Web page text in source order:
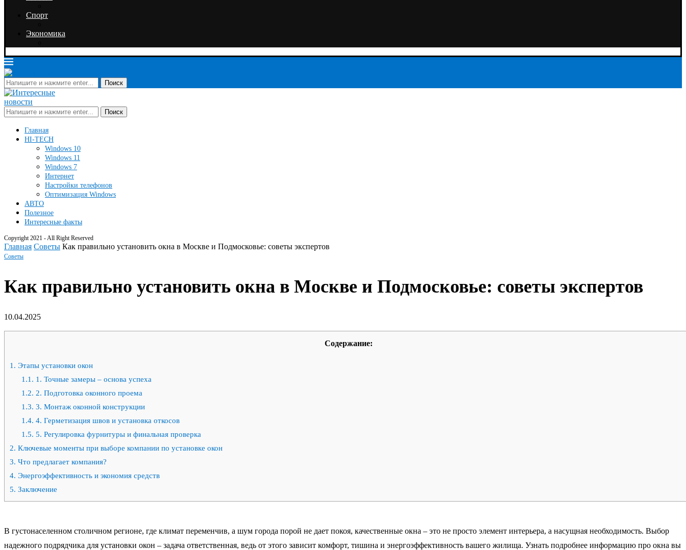
Спорт
Экономика
Поиск
Поиск
Главная
HI-TECH
Windows 10
Windows 11
Windows 7
Интернет
Настройки телефонов
Оптимизация Windows
АВТО
Полезное
Интересные факты
Copyright 2021 - All Right Reserved
Главная Советы Как правильно установить окна в Москве и Подмосковье: советы экспертов
Советы
Как правильно установить окна в Москве и Подмосковье: советы экспертов
10.04.2025
Содержание:
1. Этапы установки окон
1.1. 1. Точные замеры – основа успеха
1.2. 2. Подготовка оконного проема
1.3. 3. Монтаж оконной конструкции
1.4. 4. Герметизация швов и установка откосов
1.5. 5. Регулировка фурнитуры и финальная проверка
2. Ключевые моменты при выборе компании по установке окон
3. Что предлагает компания?
4. Энергоэффективность и экономия средств
5. Заключение
В густонаселенном столичном регионе, где климат переменчив, а шум города порой не дает покоя, качественные окна – это не просто элемент интерьера, а насущная необходимость. Выбор
надежного подрядчика для установки окон – задача ответственная, ведь от этого зависит комфорт, тишина и энергоэффективность вашего жилища. Узнать подробнее информацию про окна вы